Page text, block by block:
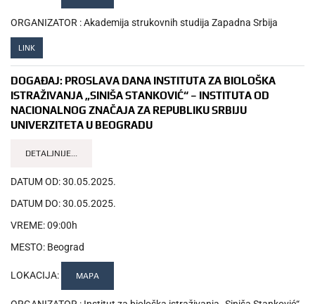
ORGANIZATOR :Akademija strukovnih studija Zapadna Srbija
LINK
DOGAĐAJ: PROSLAVA DANA INSTITUTA ZA BIOLOŠKA
ISTRAŽIVANJA „SINIŠA STANKOVIĆ“ – INSTITUTA OD
NACIONALNOG ZNAČAJA ZA REPUBLIKU SRBIJU
UNIVERZITETA U BEOGRADU
DETALJNIJE...
DATUM OD:30.05.2025.
DATUM DO:30.05.2025.
VREME:09:00h
MESTO: Beograd
LOKACIJA: MAPA